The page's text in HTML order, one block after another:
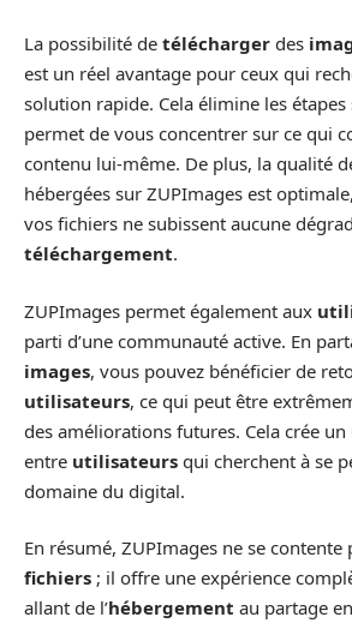
La possibilité de télécharger des
est un réel avantage pour ceux qui
solution rapide. Cela élimine les
permet de vous concentrer sur ce qui
contenu lui-même. De plus, la qualité
hébergées sur ZUPImages est
vos fichiers ne subissent aucune
téléchargement.
ZUPImages permet également aux
parti d’une communauté active. En
images, vous pouvez bénéficier de
utilisateurs, ce qui peut être
des améliorations futures. Cela crée un
entre utilisateurs qui cherchent à se
domaine du digital.
En résumé, ZUPImages ne se contente
fichiers ; il offre une expérience
allant de l’hébergement au partage